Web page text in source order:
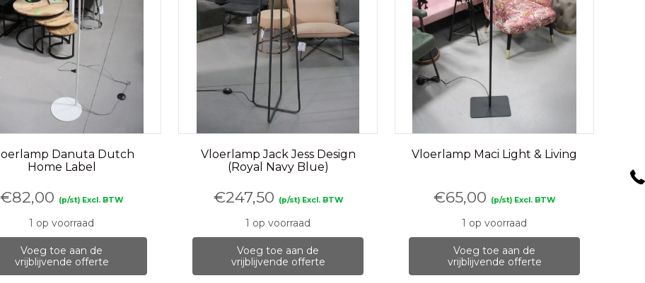
Danuta Dutch
Home Label
€82,00 (p/st) Excl. BTW
1 op voorraad
Voeg toe aan de
vrijblijvende offerte
Vloerlamp Jack Jess Design
(Royal Navy Blue)
€247,50 (p/st) Excl. BTW
1 op voorraad
Voeg toe aan de
vrijblijvende offerte
Vloerlamp Maci Light & Living
€65,00 (p/st) Excl. BTW
1 op voorraad
Voeg toe aan de
vrijblijvende offerte